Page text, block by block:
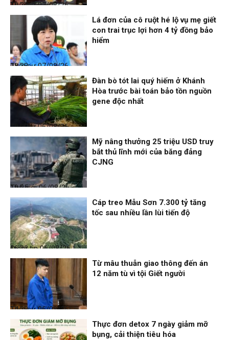
Thời sự
07/08/26, 10:27
Thời sự
07/08/26, 08:38
Lá đơn của cô ruột hé lộ vụ mẹ giết
con trai trục lợi hơn 4 tỷ đồng bảo
hiểm
Thời sự
06/08/26, 19:09
Đàn bò tót lai quý hiếm ở Khánh
Hòa trước bài toán bảo tồn nguồn
gene độc nhất
Thế giới
06/08/26, 19:05
Mỹ nâng thưởng 25 triệu USD truy
bắt thủ lĩnh mới của băng đảng
CJNG
Điểm tin
06/08/26, 16:23
Cáp treo Mẫu Sơn 7.300 tỷ tăng
tốc sau nhiều lần lùi tiến độ
Thời sự
06/08/26, 14:28
Từ mâu thuẫn giao thông đến án
12 năm tù vì tội Giết người
Thực đơn detox 7 ngày giảm mỡ
bụng, cải thiện tiêu hóa